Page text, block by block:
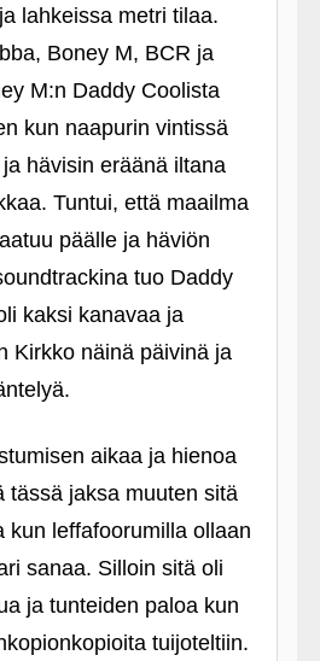
lahkeissa metri tilaa.
Boney M, BCR ja
M:n Daddy Coolista
kun naapurin vintissä
hävisin eräänä iltana
Tuntui, että maailma
päälle ja häviön
tuo Daddy
kaksi kanavaa ja
Kirkko näinä päivinä ja
aikaa ja hienoa
tässä jaksa muuten sitä
kun leffafoorumilla ollaan
sanaa. Silloin sitä oli
ja tunteiden paloa kun
tuijoteltiin.